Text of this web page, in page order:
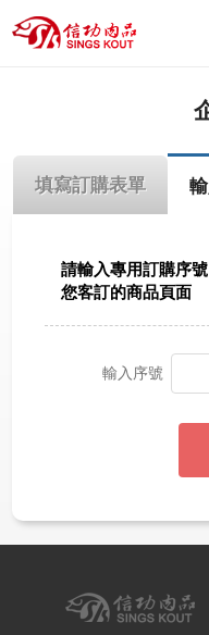
填寫訂購表單
請輸入專用訂購序
您客訂的商品頁面
輸入序號